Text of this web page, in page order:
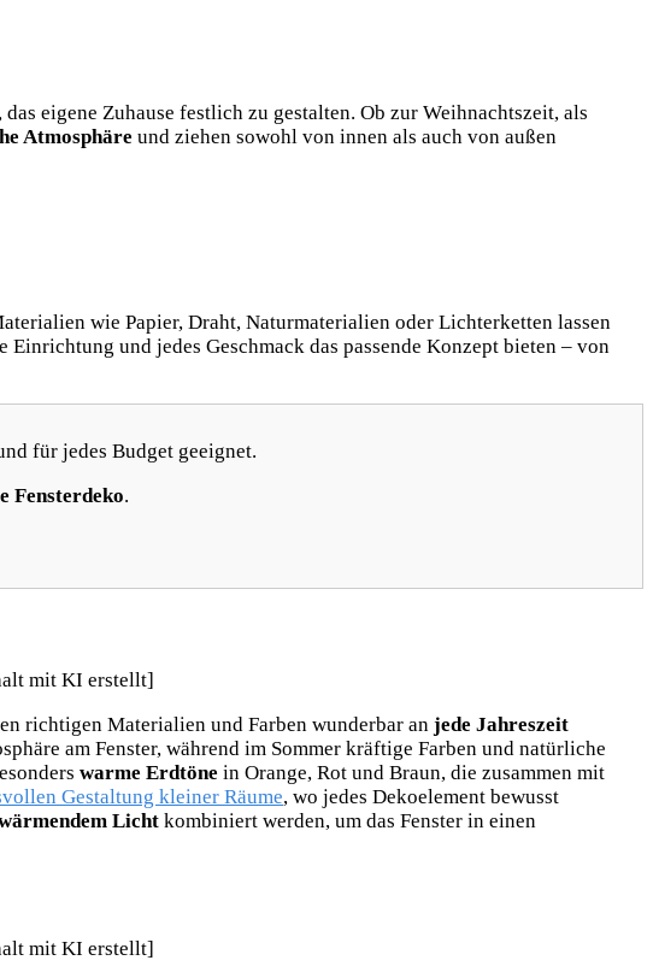
eigene Zuhause festlich zu gestalten. Ob zur Weihnachtszeit, als
Atmosphäre und ziehen sowohl von innen als auch von außen
wie Papier, Draht, Naturmaterialien oder Lichterketten lassen
und jedes Geschmack das passende Konzept bieten – von
für jedes Budget geeignet.
Fensterdeko.
richtigen Materialien und Farben wunderbar an jede Jahreszeit
am Fenster, während im Sommer kräftige Farben und natürliche
warme Erdtöne in Orange, Rot und Braun, die zusammen mit
Gestaltung kleiner Räume, wo jedes Dekoelement bewusst
Licht kombiniert werden, um das Fenster in einen